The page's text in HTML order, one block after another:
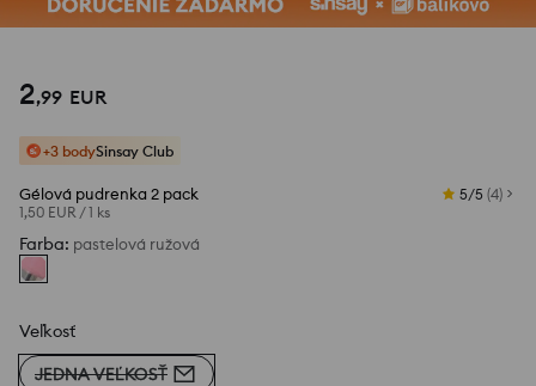
2,99 EUR
+3 bodySinsay Club
Gélová pudrenka 2 pack
1,50 EUR /1 ks
5/5 (4)
Farba: pastelová ružová
Veľkosť
JEDNA VEĽKOSŤ